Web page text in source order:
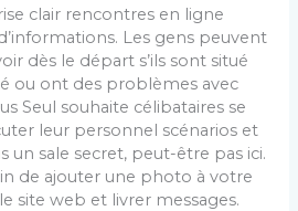
clair rencontres en ligne
Les gens peuvent
dès le départ s’ils sont situé
ou ont des problèmes avec
Seul souhaite célibataires se
leur personnel scénarios et
un sale secret, peut-être pas ici.
de ajouter une photo à votre
site web et livrer messages.